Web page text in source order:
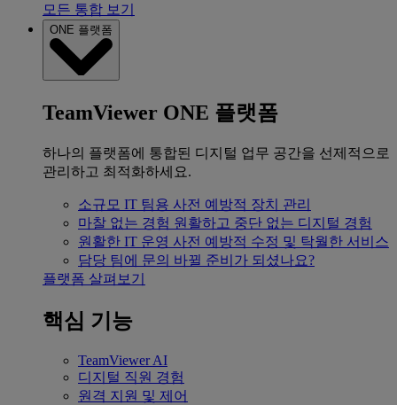
모든 통합 보기
ONE 플랫폼
TeamViewer ONE 플랫폼
하나의 플랫폼에 통합된 디지털 업무 공간을 선제적으로
관리하고 최적화하세요.
소규모 IT 팀용 사전 예방적 장치 관리
마찰 없는 경험 원활하고 중단 없는 디지털 경험
원활한 IT 운영 사전 예방적 수정 및 탁월한 서비스
담당 팀에 문의 바뀔 준비가 되셨나요?
플랫폼 살펴보기
핵심 기능
TeamViewer AI
디지털 직원 경험
원격 지원 및 제어